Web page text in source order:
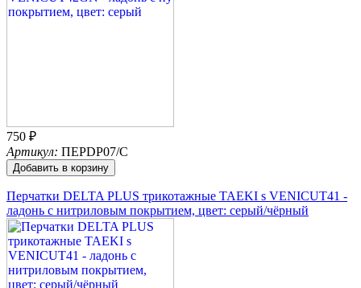
750 ₽
Артикул: ПЕРDР07/C
Добавить в корзину
Перчатки DELTA PLUS трикотажные TAEKI s VENICUT41 -
ладонь с нитриловым покрытием, цвет: серый/чёрный